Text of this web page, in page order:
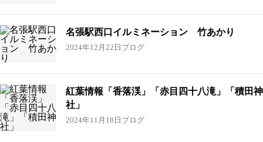
名張駅西口イルミネーション 竹あかり
2024年12月22日 ブログ
紅葉情報「香落渓」「赤目四十八滝」「積田神
社」
2024年11月18日 ブログ